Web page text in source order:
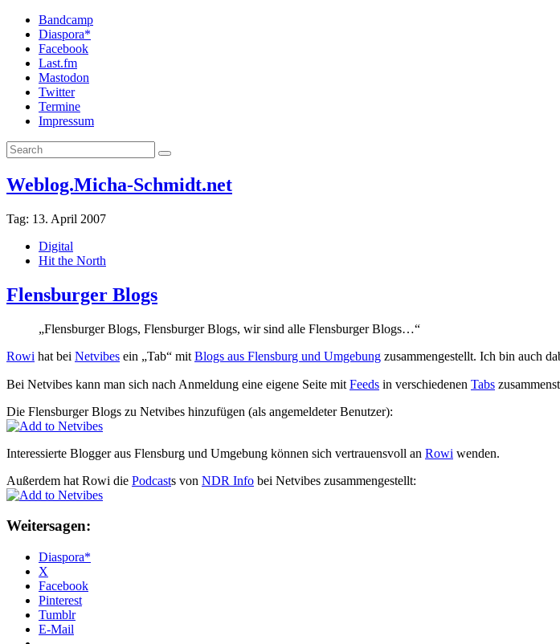
Bandcamp
Diaspora*
Facebook
Last.fm
Mastodon
Twitter
Termine
Impressum
Weblog.Micha-Schmidt.net
Tag: 13. April 2007
Digital
Hit the North
Flensburger Blogs
„Flensburger Blogs, Flensburger Blogs, wir sind alle Flensburger Blogs…“
Rowi hat bei Netvibes ein „Tab“ mit Blogs aus Flensburg und Umgebung zusammengestellt. Ich bin auch
Bei Netvibes kann man sich nach Anmeldung eine eigene Seite mit Feeds in verschiedenen Tabs
Die Flensburger Blogs zu Netvibes hinzufügen (als angemeldeter Benutzer):
Interessierte Blogger aus Flensburg und Umgebung können sich vertrauensvoll an Rowi wenden.
Außerdem hat Rowi die Podcasts von NDR Info bei Netvibes zusammengestellt:
Weitersagen:
Diaspora*
X
Facebook
Pinterest
Tumblr
E-Mail